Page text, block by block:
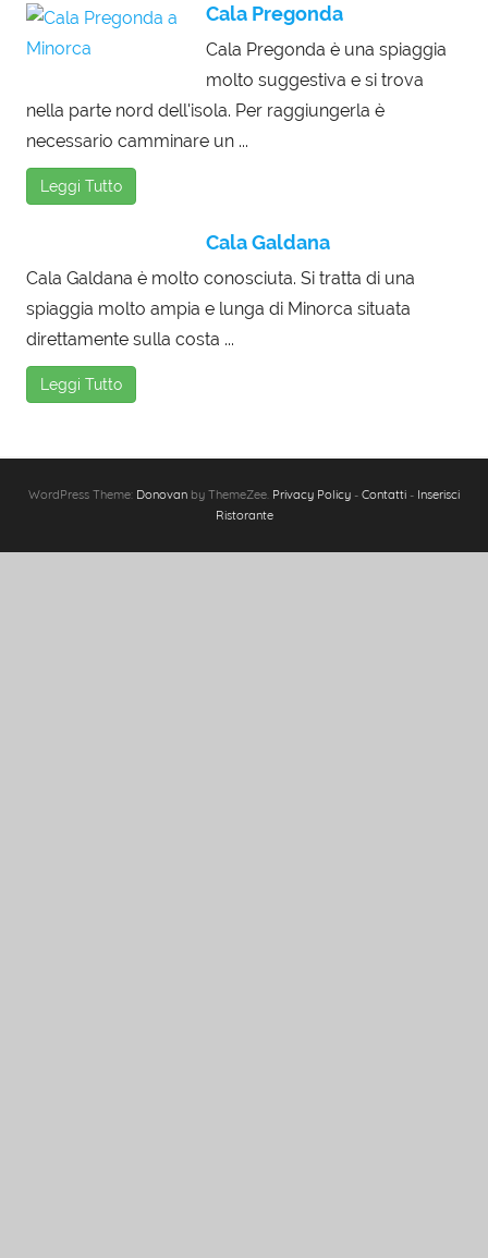
Cala Pregonda
Cala Pregonda è una spiaggia
molto suggestiva e si trova
nella parte nord dell'isola. Per raggiungerla è
necessario camminare un ...
Leggi Tutto
Cala Galdana
Cala Galdana è molto conosciuta. Si tratta di una
spiaggia molto ampia e lunga di Minorca situata
direttamente sulla costa ...
Leggi Tutto
WordPress Theme: Donovan by ThemeZee. Privacy Policy - Contatti - Inserisci
Ristorante